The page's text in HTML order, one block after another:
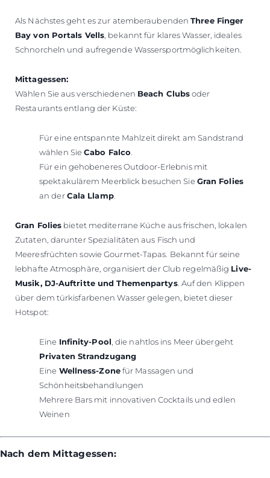
Als Nächstes geht es zur atemberaubendenThree Finger
Bay von Portals Vells , bekannt für klares Wasser, ideales
Schnorcheln und aufregende Wassersportmöglichkeiten.
Mittagessen:
Wählen Sie aus verschiedenen Beach Clubsoder
Restaurants entlang der Küste:
Für eine entspannte Mahlzeit direkt am Sandstrand
wählen SieCabo Falco
Für ein gehobeneres Outdoor-Erlebnis mit
spektakulärem Meerblick besuchen Sie Gran Folies
an derCala Llamp.
Gran Folies bietet mediterrane Küche aus frischen, lokalen
Zutaten, darunter Spezialitäten aus Fisch und
Meeresfrüchten sowie Gourmet-Tapas. Bekannt für seine
lebhafte Atmosphäre, organisiert der Club regelmäßig Live-
Musik, DJ-Auftritte und Themenpartys. Auf den Klippen
über dem türkisfarbenen Wasser gelegen, bietet dieser
Hotspot:
Eine Infinity-Pool , die nahtlos ins Meer übergeht
Privaten Strandzugang
Eine Wellness-Zonefür Massagen und
Schönheitsbehandlungen
Mehrere Bars mit innovativen Cocktails und edlen
Weinen
Nach dem Mittagessen: